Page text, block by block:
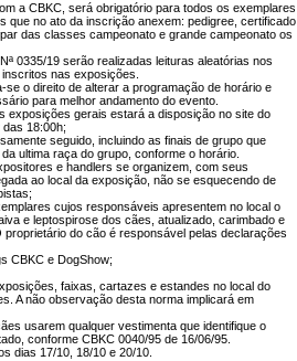
a CBKC, será obrigatório para todos os exemplares
que no ato da inscrição anexem: pedigree, certificado
das classes campeonato e grande campeonato os
0335/19 serão realizadas leituras aleatórias nos
nas exposições.
se o direito de alterar a programação de horário e
para melhor andamento do evento.
exposições gerais estará a disposição no site do
18:00h;
seguido, incluindo as finais de grupo que
ultima raça do grupo, conforme o horário.
e handlers se organizem, com seus
ao local da exposição, não se esquecendo de
cujos responsáveis apresentem no local o
e leptospirose dos cães, atualizado, carimbado e
do cão é responsável pelas declarações
CBKC e DogShow;
faixas, cartazes e estandes no local do
A não observação desta norma implicará em
usarem qualquer vestimenta que identifique o
conforme CBKC 0040/95 de 16/06/95.
dias 17/10, 18/10 e 20/10.